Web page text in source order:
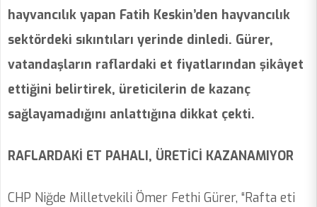
hayvancılık yapan Fatih Keskin’den hayvancılık
sektördeki sıkıntıları yerinde dinledi. Gürer,
vatandaşların raflardaki et fiyatlarından şikâyet
ettiğini belirtirek, üreticilerin de kazanç
sağlayamadığını anlattığına dikkat çekti.
RAFLARDAKİ ET PAHALI, ÜRETİCİ KAZANAMIYOR
CHP Niğde Milletvekili Ömer Fethi Gürer, “Rafta eti